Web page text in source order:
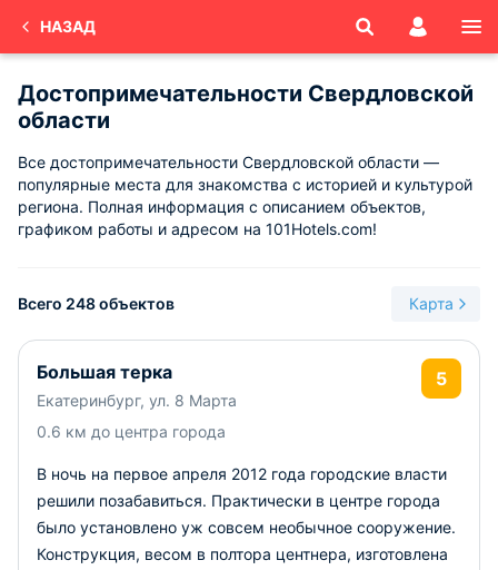
НАЗАД
Достопримечательности Свердловской
области
Все достопримечательности Свердловской области —
популярные места для знакомства с историей и культурой
региона. Полная информация с описанием объектов,
графиком работы и адресом на 101Hotels.com!
Всего 248 объектов Карта
Большая терка
Екатеринбург, ул. 8 Марта
0.6 км до центра города
5
В ночь на первое апреля 2012 года городские власти
решили позабавиться. Практически в центре города
было установлено уж совсем необычное сооружение.
Конструкция, весом в полтора центнера, изготовлена